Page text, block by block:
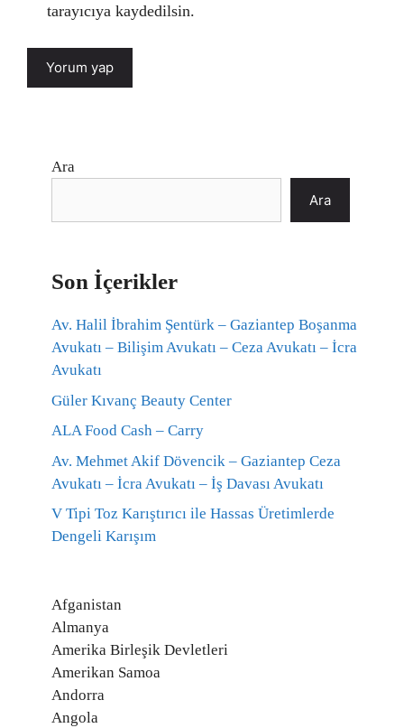
tarayıcıya kaydedilsin.
Ara
Ara
Son İçerikler
Av. Halil İbrahim Şentürk – Gaziantep Boşanma
Avukatı – Bilişim Avukatı – Ceza Avukatı – İcra
Avukatı
Güler Kıvanç Beauty Center
ALA Food Cash – Carry
Av. Mehmet Akif Dövencik – Gaziantep Ceza
Avukatı – İcra Avukatı – İş Davası Avukatı
V Tipi Toz Karıştırıcı ile Hassas Üretimlerde
Dengeli Karışım
Afganistan
Almanya
Amerika Birleşik Devletleri
Amerikan Samoa
Andorra
Angola